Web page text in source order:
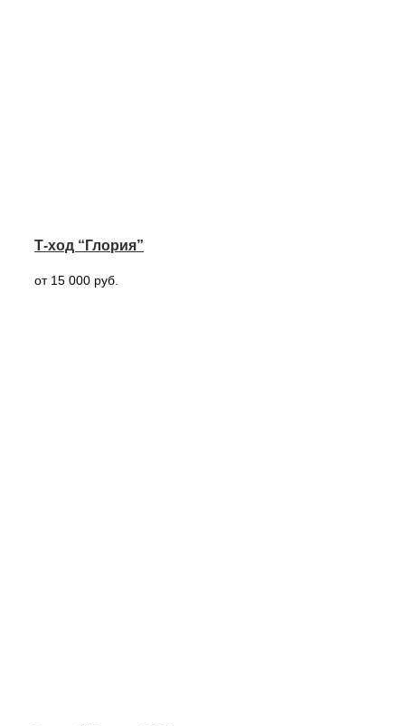
Т-ход “Глория”
от 15 000 руб.